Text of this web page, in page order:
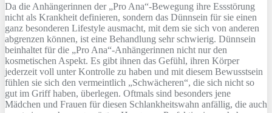
Da die Anhängerinnen der „Pro Ana“-Bewegung ihre Essstörung
nicht als Krankheit definieren, sondern das Dünnsein für sie einen
ganz besonderen Lifestyle ausmacht, mit dem sie sich von anderen
abgrenzen können, ist eine Behandlung sehr schwierig. Dünnsein
beinhaltet für die „Pro Ana“-Anhängerinnen nicht nur den
kosmetischen Aspekt. Es gibt ihnen das Gefühl, ihren Körper
jederzeit voll unter Kontrolle zu haben und mit diesem Bewusstsein
fühlen sie sich den vermeintlich „Schwächeren“, die sich nicht so
gut im Griff haben, überlegen. Oftmals sind besonders jene
Mädchen und Frauen für diesen Schlankheitswahn anfällig, die auch